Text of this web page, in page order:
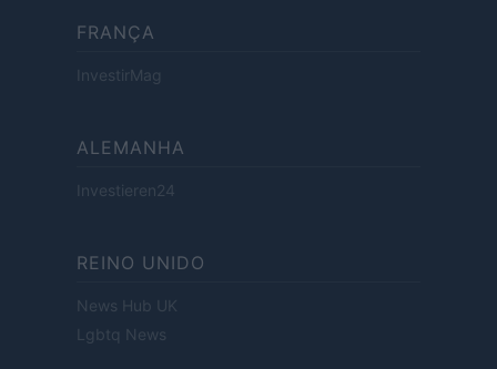
FRANÇA
InvestirMag
ALEMANHA
Investieren24
REINO UNIDO
News Hub UK
Lgbtq News